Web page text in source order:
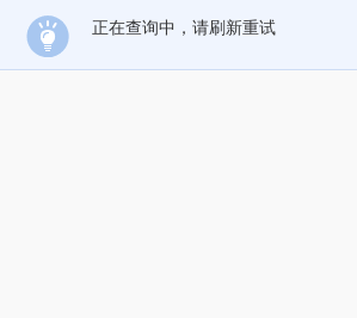
正在查询中，请刷新重试